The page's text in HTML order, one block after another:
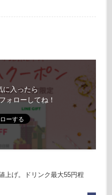
に入ったら
ォローしてね！
上げ。ドリンク最大55円程